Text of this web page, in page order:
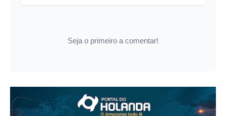
Seja o primeiro a comentar!